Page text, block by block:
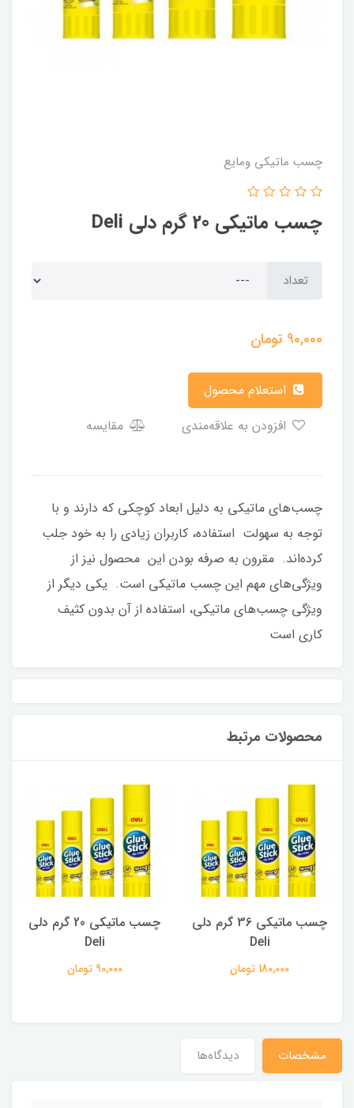
چسب ماتیکی ومایع
چسب ماتيکی 20 گرم دلی Deli
تعداد
90,000 تومان
مقایسه
چسب‌های ماتیکی به دلیل ابعاد کوچکی که دارند و با
توجه به سهولت استفاده، کاربران زیادی را به خود جلب
کرده‌اند. مقرون به صرفه بودن این محصول نیز از
ویژگی‌های مهم این چسب ماتیکی است. یکی دیگر از
ویژگی چسب‌های ماتیکی، استفاده از آن بدون کثیف
کاری است
محصولات مرتبط
چسب ماتيکی 36 گرم دلی
Deli
180,000 تومان
چسب ماتيکی 20 گرم دلی
Deli
90,000 تومان
مشخصات دیدگاه‌ها